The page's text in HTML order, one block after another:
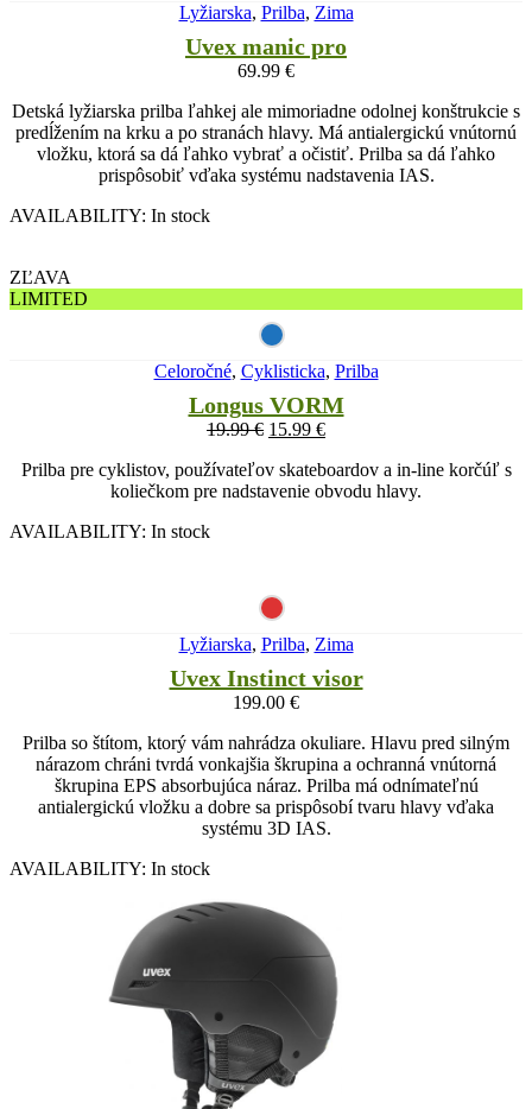
Lyžiarska, Prilba, Zima
Uvex manic pro
69.99 €
Detská lyžiarska prilba ľahkej ale mimoriadne odolnej konštrukcie s
predĺžením na krku a po stranách hlavy. Má antialergickú vnútornú
vložku, ktorá sa dá ľahko vybrať a očistiť. Prilba sa dá ľahko
prispôsobiť vďaka systému nadstavenia IAS.
AVAILABILITY: In stock
ZĽAVA
LIMITED
Celoročné, Cyklisticka, Prilba
Longus VORM
19.99€ 15.99 €
Prilba pre cyklistov, používateľov skateboardov a in-line korčúľ s
koliečkom pre nadstavenie obvodu hlavy.
AVAILABILITY: In stock
Lyžiarska, Prilba, Zima
Uvex Instinct visor
199.00 €
Prilba so štítom, ktorý vám nahrádza okuliare. Hlavu pred silným
nárazom chráni tvrdá vonkajšia škrupina a ochranná vnútorná
škrupina EPS absorbujúca náraz. Prilba má odnímateľnú
antialergickú vložku a dobre sa prispôsobí tvaru hlavy vďaka
systému 3D IAS.
AVAILABILITY: In stock